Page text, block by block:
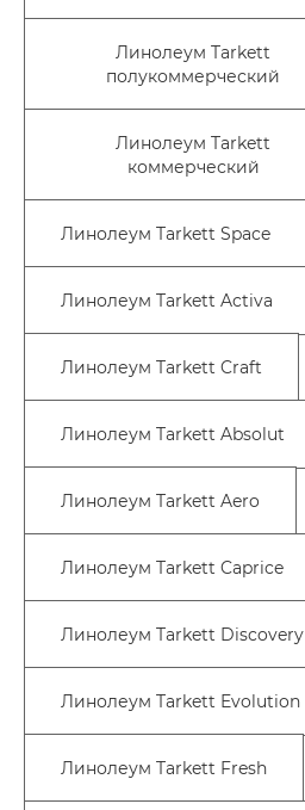
Линолеум Tarkett
полукоммерческий
Линолеум Tarkett
коммерческий
Линолеум Tarkett Space
Линолеум Tarkett Activa
Линолеум Tarkett Craft
Линолеум Tarkett Absolut
Линолеум Tarkett Aero
Линолеум Tarkett Caprice
Линолеум Tarkett Discovery
Линолеум Tarkett Evolution
Линолеум Tarkett Fresh